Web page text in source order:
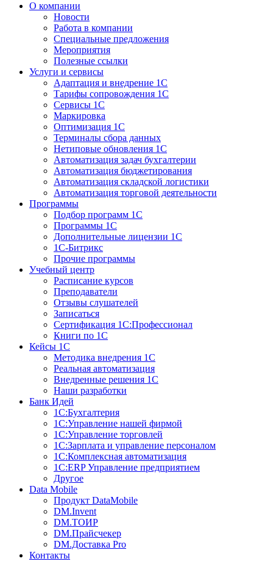
О компании
Новости
Работа в компании
Специальные предложения
Мероприятия
Полезные ссылки
Услуги и сервисы
Адаптация и внедрение 1С
Тарифы сопровождения 1С
Сервисы 1С
Маркировка
Оптимизация 1С
Терминалы сбора данных
Нетиповые обновления 1С
Автоматизация задач бухгалтерии
Автоматизация бюджетирования
Автоматизация складской логистики
Автоматизация торговой деятельности
Программы
Подбор программ 1С
Программы 1С
Дополнительные лицензии 1С
1С-Битрикс
Прочие программы
Учебный центр
Расписание курсов
Преподаватели
Отзывы слушателей
Записаться
Сертификация 1С:Профессионал
Книги по 1С
Кейсы 1С
Методика внедрения 1С
Реальная автоматизация
Внедренные решения 1С
Наши разработки
Банк Идей
1С:Бухгалтерия
1С:Управление нашей фирмой
1С:Управление торговлей
1С:Зарплата и управление персоналом
1С:Комплексная автоматизация
1С:ERP Управление предприятием
Другое
Data Mobile
Продукт DataMobile
DM.Invent
DM.ТОИР
DM.Прайсчекер
DM.Доставка Pro
Контакты